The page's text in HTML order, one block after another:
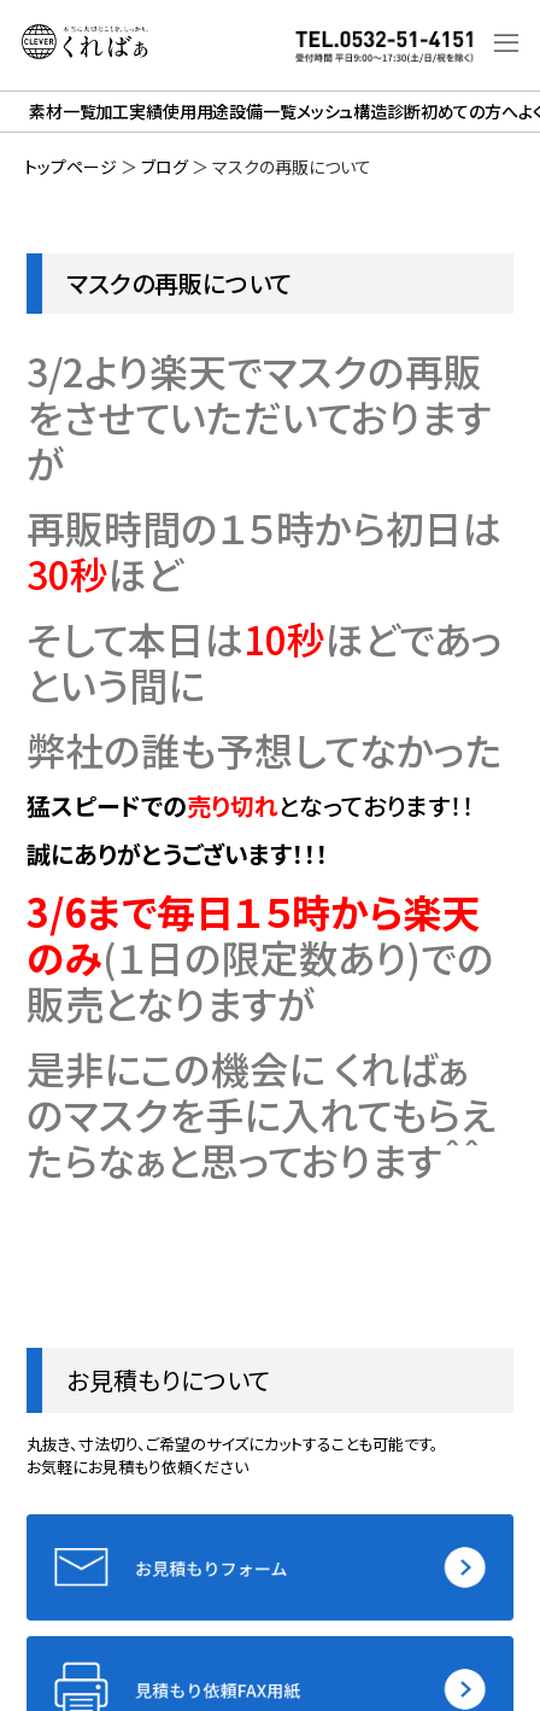
素材一覧加工実績使用用途設備一覧メッシュ構造診断初めての方へよ
トップページ ＞ ブログ＞ マスクの再販について
マスクの再販について
3/2より楽天でマスクの再販
をさせていただいております
が
再販時間の１５時から初日は
30秒ほど
そして本日は10秒ほどであっ
という間に
弊社の誰も予想してなかった
猛スピードでの売り切れとなっております！！
誠にありがとうございます！！！
3/6まで毎日１５時から楽天
のみ(１日の限定数あり)での
販売となりますが
是非にこの機会に くればぁ
のマスクを手に入れてもらえ
たらなぁと思っております＾＾
お見積もりについて
丸抜き、寸法切り、ご希望のサイズにカットすることも可能です。
お気軽にお見積もり依頼ください